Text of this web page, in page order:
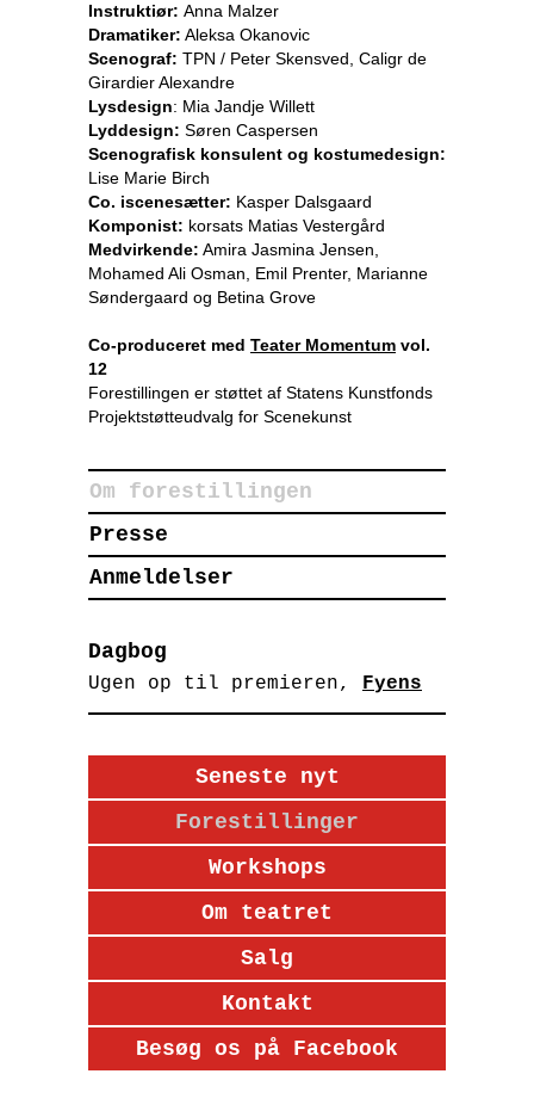
Instruktiør: Anna Malzer
Dramatiker: Aleksa Okanovic
Scenograf: TPN / Peter Skensved, Caligr de
Girardier Alexandre
Lysdesign: Mia Jandje Willett
Lyddesign: Søren Caspersen
Scenografisk konsulent og kostumedesign:
Lise Marie Birch
Co. iscenesætter: Kasper Dalsgaard
Komponist: korsats Matias Vestergård
Medvirkende: Amira Jasmina Jensen,
Mohamed Ali Osman, Emil Prenter, Marianne
Søndergaard og Betina Grove
Co-produceret med Teater Momentum vol.
12
Forestillingen er støttet af Statens Kunstfonds
Projektstøtteudvalg for Scenekunst
Om forestillingen
Presse
Anmeldelser
Dagbog
Ugen op til premieren, Fyens
Seneste nyt
Forestillinger
Workshops
Om teatret
Salg
Kontakt
Besøg os på Facebook